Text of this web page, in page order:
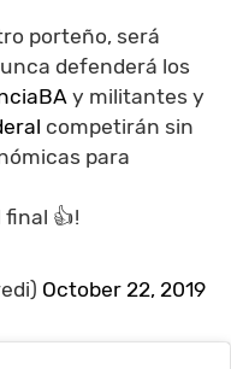
porteño, será
defenderá los
y militantes y
competirán sin
para
final 👍!
October 22, 2019